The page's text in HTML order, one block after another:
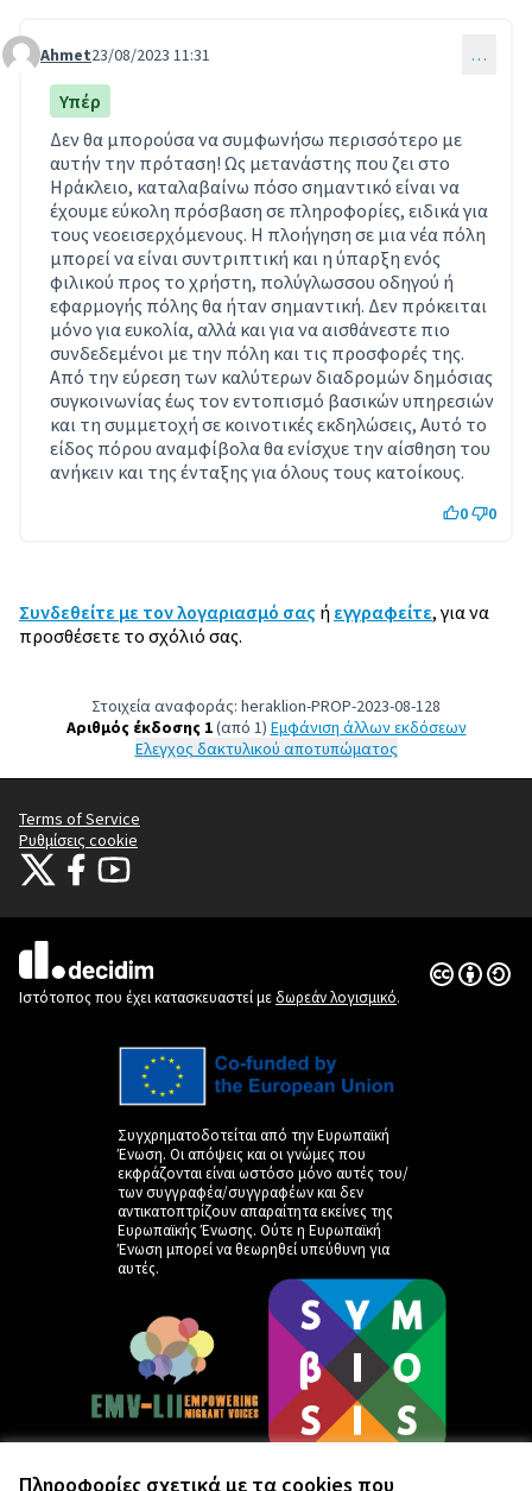
Πληροφορίες σχετικά με τα cookies που
Comment 8
Ahmet23/08/2023 11:31 …
Υπέρ
Δεν θα μπορούσα να συμφωνήσω περισσότερο με
αυτήν την πρόταση! Ως μετανάστης που ζει στο
Ηράκλειο, καταλαβαίνω πόσο σημαντικό είναι να
έχουμε εύκολη πρόσβαση σε πληροφορίες, ειδικά για
τους νεοεισερχόμενους. Η πλοήγηση σε μια νέα πόλη
μπορεί να είναι συντριπτική και η ύπαρξη ενός
φιλικού προς το χρήστη, πολύγλωσσου οδηγού ή
εφαρμογής πόλης θα ήταν σημαντική. Δεν πρόκειται
μόνο για ευκολία, αλλά και για να αισθάνεστε πιο
συνδεδεμένοι με την πόλη και τις προσφορές της.
Από την εύρεση των καλύτερων διαδρομών δημόσιας
συγκοινωνίας έως τον εντοπισμό βασικών υπηρεσιών
και τη συμμετοχή σε κοινοτικές εκδηλώσεις, Αυτό το
είδος πόρου αναμφίβολα θα ενίσχυε την αίσθηση του
ανήκειν και της ένταξης για όλους τους κατοίκους.
0 0
Συνδεθείτε με τον λογαριασμό σας ή εγγραφείτε, για να
προσθέσετε το σχόλιό σας.
Στοιχεία αναφοράς: heraklion-PROP-2023-08-128
Αριθμός έκδοσης 1(από 1) εμφάνιση άλλων εκδόσεων
Έλεγχος δακτυλικού αποτυπώματος
Terms of Service
Ρυθμίσεις cookie
Citizens Participation Portal at X
Ο οργανισμός Citizens Participation Portal στο Facebook
Ο οργανισμός Citizens Participation Portal στο YouTube
(Εξωτερική σύνδεση)
Ιστότοπος που έχει κατασκευαστεί με δωρεάν λογισμικό.
Άδεια
(Εξωτερική
Συγχρηματοδοτείται από την Ευρωπαϊκή
Ένωση. Οι απόψεις και οι γνώμες που
εκφράζονται είναι ωστόσο μόνο αυτές του/
των συγγραφέα/συγγραφέων και δεν
αντικατοπτρίζουν απαραίτητα εκείνες της
Ευρωπαϊκής Ένωσης. Ούτε η Ευρωπαϊκή
Ένωση μπορεί να θεωρηθεί υπεύθυνη για
αυτές.